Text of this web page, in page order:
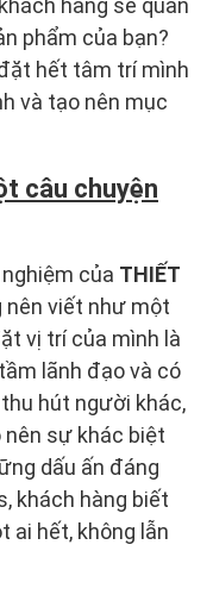
hàng sẽ quan
phẩm của bạn?
hết tâm trí mình
và tạo nên mục
câu chuyện
của THIẾT
nên viết như một
vị trí của mình là
lãnh đạo và có
hút người khác,
nên sự khác biệt
dấu ấn đáng
khách hàng biết
ai hết, không lẫn